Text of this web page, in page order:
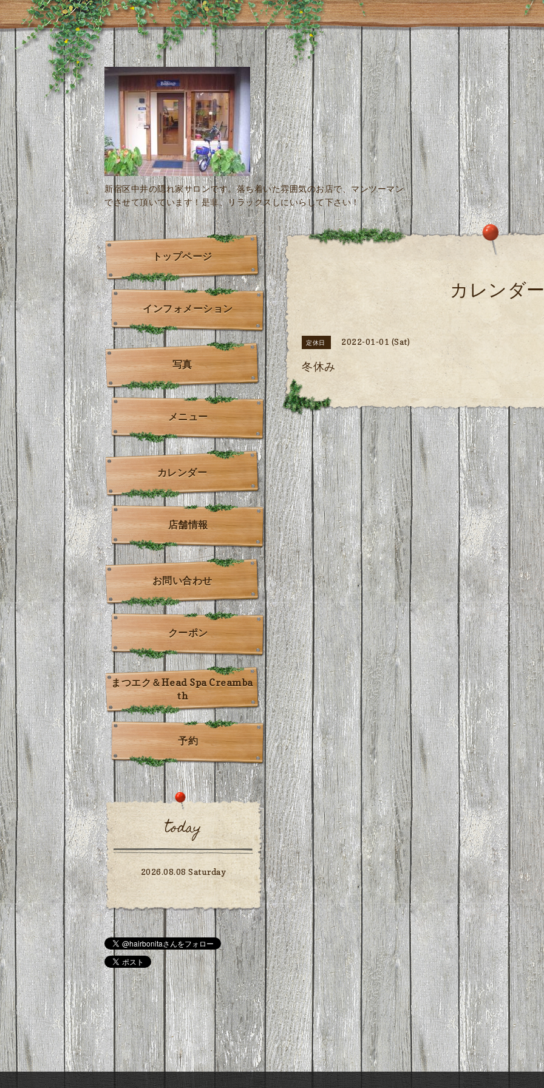
新宿区中井の隠れ家サロンです。落ち着いた雰囲気のお店で、マンツーマン
でさせて頂いています！是非、リラックスしにいらして下さい！
カレンダ
定休日 2022-01-01 (Sat)
冬休み
トップページ
インフォメーション
写真
メニュー
カレンダー
店舗情報
お問い合わせ
クーポン
まつエク＆Head Spa Creamba
th
予約
today
2026.08.08 Saturday